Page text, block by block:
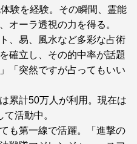
験を経験。その瞬間、霊能
オーラ透視の力を得る。
、易、風水など多彩な占術
確立し、その的中率が話題
「突然ですが占ってもいい
累計50万人が利用。現在は
活動中。
も第一線で活躍。「進撃の